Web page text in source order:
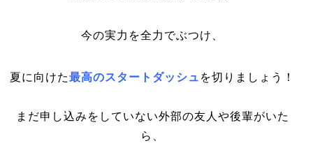
今の実力を全力でぶつけ、
夏に向けた最高のスタートダッシュ を切りましょう！
まだ申し込みをしていない外部の友人や後輩がいた
ら、